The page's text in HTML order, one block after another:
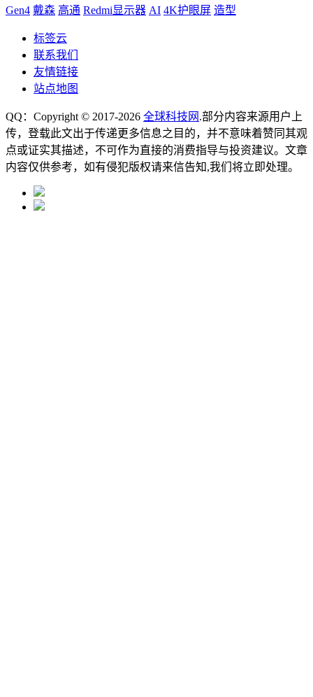
Gen4 戴森 高通 Redmi显示器 AI 4K护眼屏 造型
标签云
联系我们
友情链接
站点地图
QQ：Copyright © 2017-2026 全球科技网 .部分内容来源用户上
传，登载此文出于传递更多信息之目的，并不意味着赞同其观
点或证实其描述，不可作为直接的消费指导与投资建议。文章
内容仅供参考，如有侵犯版权请来信告知,我们将立即处理。